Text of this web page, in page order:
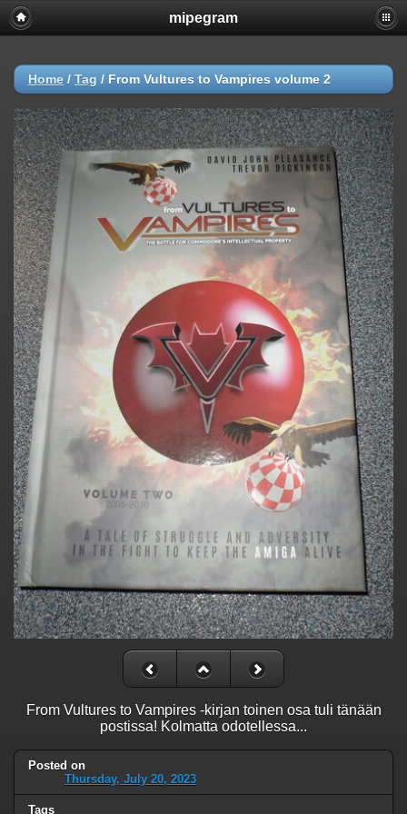
mipegram
Home / Tag / From Vultures to Vampires volume 2
From Vultures to Vampires -kirjan toinen osa tuli tänään
postissa! Kolmatta odotellessa...
Posted on
Thursday, July 20, 2023
Tags